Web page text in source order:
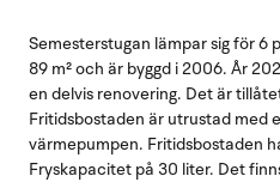
Semesterstugan lämpar sig för 6
89 m² och är byggd i 2006. År
en delvis renovering. Det är
Fritidsbostaden är utrustad med
värmepumpen. Fritidsbostaden
Fryskapacitet på 30 liter. Det